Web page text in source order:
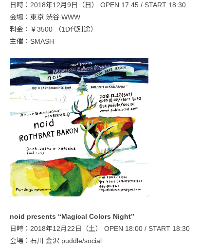
日時：2018年12月9日（日） OPEN 17:45 / START 18:30
会場：東京 渋谷 WWW
料金：￥3500 （1D代別途）
主催：SMASH
noid presents “Magical Colors Night”
日時：2018年12月22日（土） OPEN 18:00 / START 18:30
会場：石川 金沢 puddle/social